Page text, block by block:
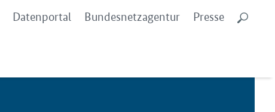
Datenportal Bundesnetzagentur Presse